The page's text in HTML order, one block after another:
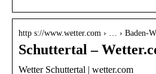
http s://www.wetter.com › … › Baden-
Schuttertal –
Wetter Schuttertal | wetter.com